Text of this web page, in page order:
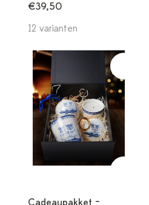
€39,50
12 varianten
Cadeaupakket –